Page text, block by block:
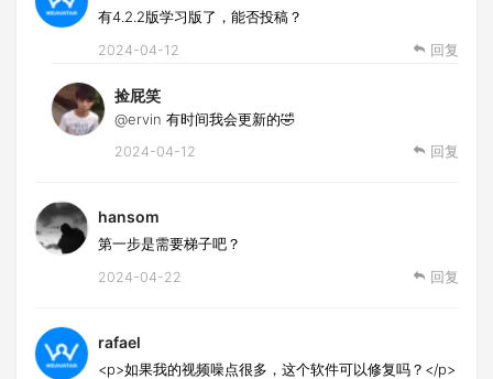
有4.2.2版学习版了，能否投稿？
2024-04-12 回复
捡屁笑
@ervin 有时间我会更新的🤣
2024-04-12 回复
hansom
第一步是需要梯子吧？
2024-04-22 回复
rafael
<p>如果我的视频噪点很多，这个软件可以修复吗？</p>